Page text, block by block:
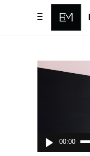
Audio
Player
00:00